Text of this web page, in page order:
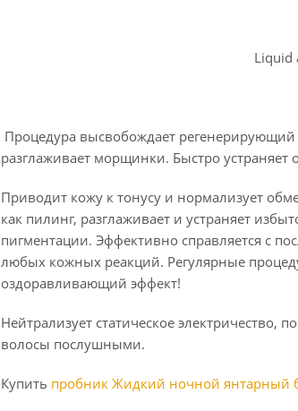
Liquid
Процедура высвобождает
разглаживает морщинки. Быстро устраняет
Приводит кожу к тонусу и нормализует
как пилинг, разглаживает и устраняет
пигментации. Эффективно справляется с
любых кожных реакций. Регулярные
оздоравливающий эффект!
Нейтрализует статическое электричество,
волосы послушными.
Купить пробник Жидкий ночной янтарный